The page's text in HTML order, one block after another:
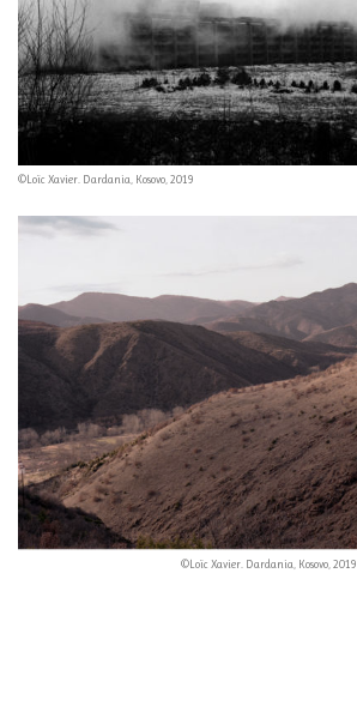
©Loïc Xavier. Dardania, Kosovo, 2019
©Loïc Xavier. Dardania, Kosovo, 2019